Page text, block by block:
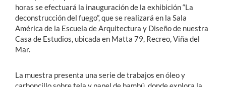
horas se efectuará la inauguración de la exhibición “La
deconstrucción del fuego”, que se realizará en la Sala
América de la Escuela de Arquitectura y Diseño de nuestra
Casa de Estudios, ubicada en Matta 79, Recreo, Viña del
Mar.
La muestra presenta una serie de trabajos en óleo y